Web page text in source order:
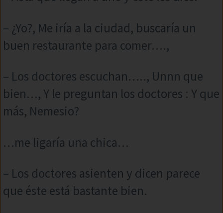
– ¿Yo?, Me iría a la ciudad, buscaría un
buen restaurante para comer….,
– Los doctores escuchan….., Unnn que
bien…, Y le preguntan los doctores : Y que
más, Nemesio?
…me ligaría una chica…
– Los doctores asienten y dicen parece
que éste está bastante bien.